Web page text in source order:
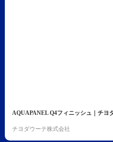
AQUAPANEL Q4フィニッシュ｜チヨ
チヨダウーテ株式会社